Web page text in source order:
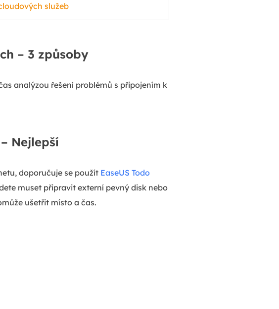
služeb
– 3 způsoby
analýzou řešení problémů s připojením k
Nejlepší
doporučuje se použít EaseUS Todo
muset připravit externí pevný disk nebo
ušetřit místo a čas.